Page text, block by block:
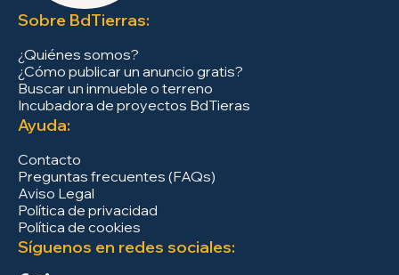
Sobre BdTierras:
¿Quiénes somos?
¿Cómo publicar un anuncio gratis?
Buscar un inmueble o terreno
Incubadora de proyectos BdTieras
Ayuda:
Contacto
Preguntas frecuentes (FAQs)
Aviso Legal
Política de privacidad
Política de cookies
Síguenos en redes sociales: